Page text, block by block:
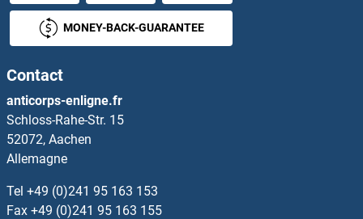
ALDH1L1 Protéines
ALDH1L2 Protéines
ALDH2 Protéines
ALDH3A1 Protéines
ALDH3A2 Protéines
ALDH3B1 Protéines
MONEY-BACK-GUARANTEE
Contact
anticorps-enligne.fr
Schloss-Rahe-Str. 15
52072, Aachen
Allemagne
Tel +49 (0)241 95 163 153
Fax +49 (0)241 95 163 155